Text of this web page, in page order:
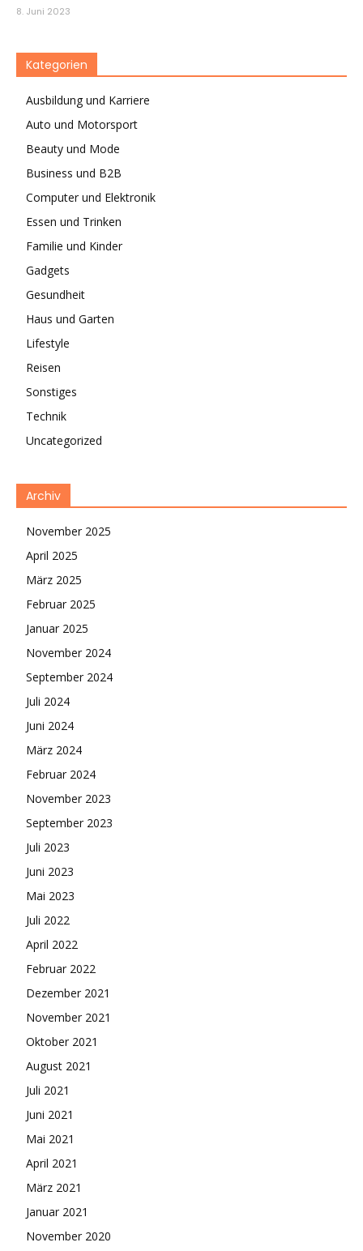
8. Juni 2023
Kategorien
Ausbildung und Karriere
Auto und Motorsport
Beauty und Mode
Business und B2B
Computer und Elektronik
Essen und Trinken
Familie und Kinder
Gadgets
Gesundheit
Haus und Garten
Lifestyle
Reisen
Sonstiges
Technik
Uncategorized
Archiv
November 2025
April 2025
März 2025
Februar 2025
Januar 2025
November 2024
September 2024
Juli 2024
Juni 2024
März 2024
Februar 2024
November 2023
September 2023
Juli 2023
Juni 2023
Mai 2023
Juli 2022
April 2022
Februar 2022
Dezember 2021
November 2021
Oktober 2021
August 2021
Juli 2021
Juni 2021
Mai 2021
April 2021
März 2021
Januar 2021
November 2020